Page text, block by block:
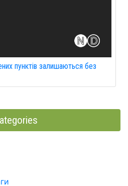
пунктів залишаються без